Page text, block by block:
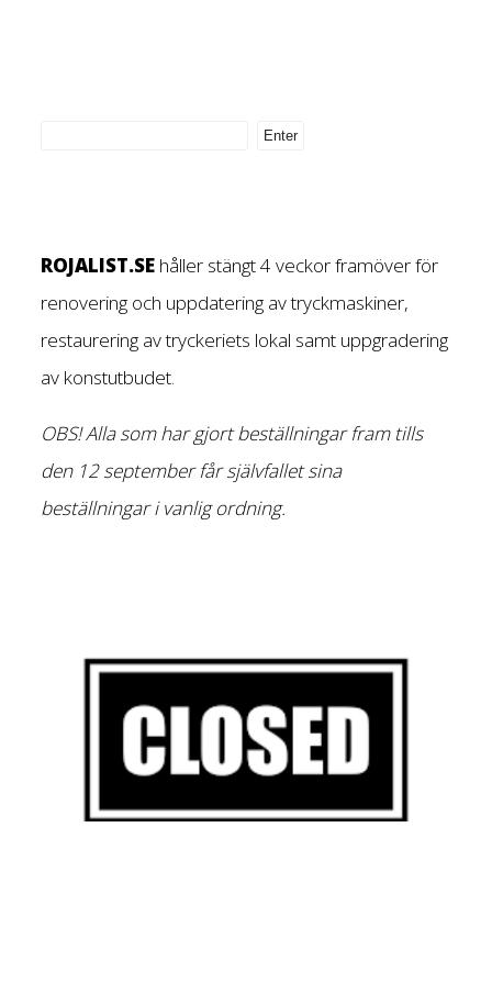
ROJALIST.SE håller stängt 4 veckor framöver för
renovering och uppdatering av tryckmaskiner,
restaurering av tryckeriets lokal samt uppgradering
av konstutbudet.
OBS! Alla som har gjort beställningar fram tills
den 12 september får självfallet sina
beställningar i vanlig ordning.